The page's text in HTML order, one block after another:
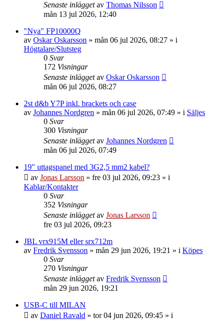
Senaste inläggetav Thomas Nilsson
mån 13 jul 2026, 12:40
"Nya" FP10000Q
av Oskar Oskarsson » mån 06 jul 2026, 08:27 » i
Högtalare/Slutsteg
0 Svar
172 Visningar
Senaste inläggetav Oskar Oskarsson
mån 06 jul 2026, 08:27
2st d&b Y7P inkl. brackets och case
av Johannes Nordgren » mån 06 jul 2026, 07:49 » i Säljes
0 Svar
300 Visningar
Senaste inläggetav Johannes Nordgren
mån 06 jul 2026, 07:49
19" uttagspanel med 3G2,5 mm2 kabel?
av Jonas Larsson » fre 03 jul 2026, 09:23 » i
Kablar/Kontakter
0 Svar
352 Visningar
Senaste inläggetav Jonas Larsson
fre 03 jul 2026, 09:23
JBL vrx915M eller srx712m
av Fredrik Svensson » mån 29 jun 2026, 19:21 » i Köpes
0 Svar
270 Visningar
Senaste inläggetav Fredrik Svensson
mån 29 jun 2026, 19:21
USB-C till MILAN
av Daniel Ravald » tor 04 jun 2026, 09:45 » i